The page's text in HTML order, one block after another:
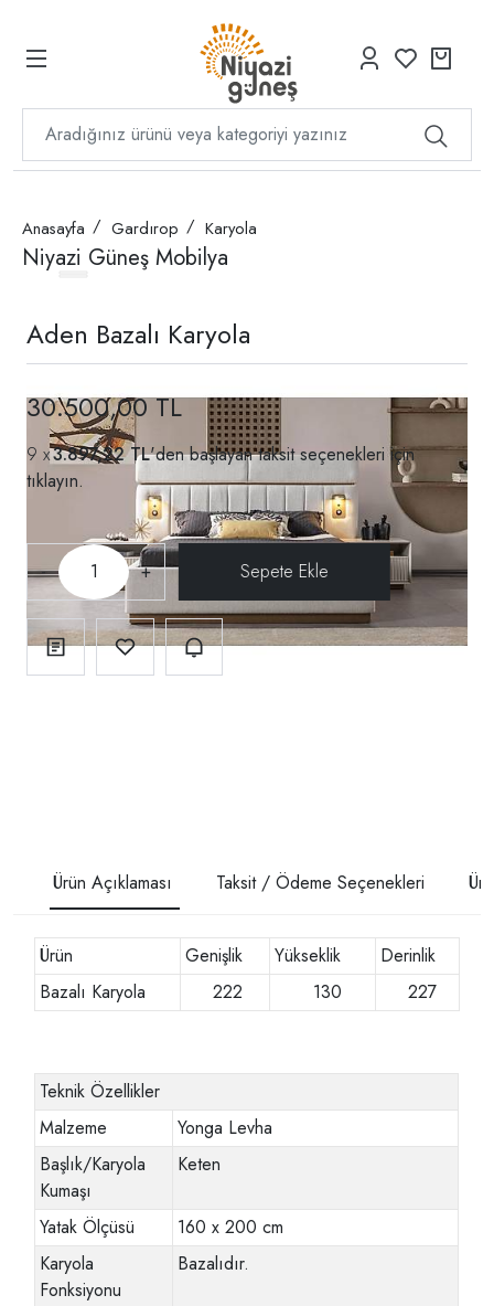
Anasayfa Gardırop Karyola
Niyazi Güneş Mobilya
Aden Bazalı Karyola
30.500,00 TL
3.897,22 TL'den başlayan taksit seçenekleri için
tıklayın.
- +
Ürün Açıklaması Taksit / Ödeme Seçenekleri
Ürün Genişlik Yükseklik
Derinlik
Bazalı Karyola
222 130 227
Teknik Özellikler
Malzeme
Yonga Levha
Başlık/Karyola
Kumaşı
Keten
Yatak Ölçüsü
160 x 200 cm
Karyola
Fonksiyonu
Bazalıdır.